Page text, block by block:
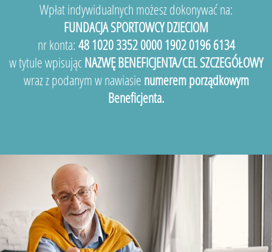
Wpłat indywidualnych możesz dokonywać na:
FUNDACJA SPORTOWCY DZIECIOM
nr konta: 48 1020 3352 0000 1902 0196 6134
w tytule wpisującNAZWĘ BENEFICJENTA/CEL SZCZEGÓŁOWY
wraz z podanym w nawiasie numerem porządkowym
Beneficjenta.